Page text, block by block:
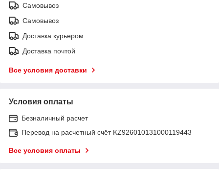
Самовывоз
Самовывоз
Доставка курьером
Доставка почтой
Все условия доставки
Условия оплаты
Безналичный расчет
Перевод на расчетный счёт KZ926010131000119443
Все условия оплаты